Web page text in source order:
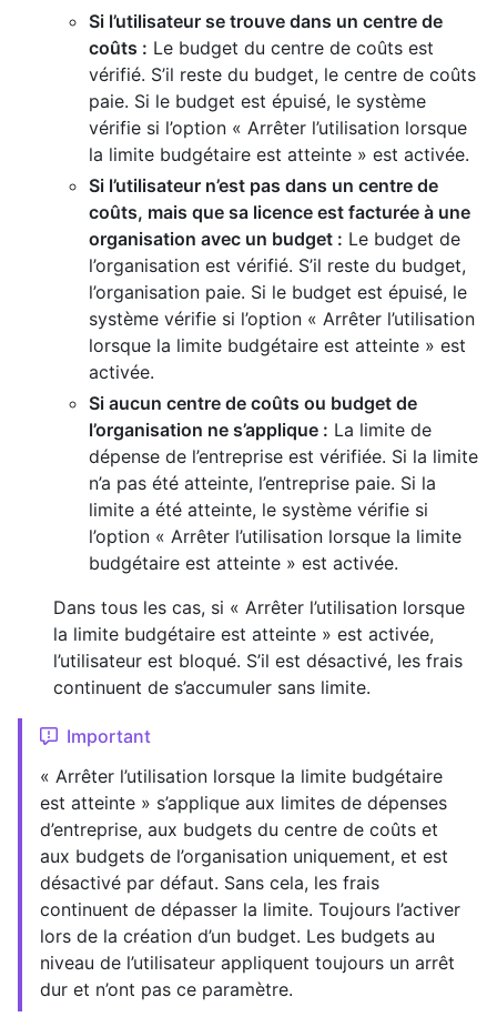
Si l’utilisateur se trouve dans un centre de
coûts : Le budget du centre de coûts est
vérifié. S’il reste du budget, le centre de coûts
paie. Si le budget est épuisé, le système
vérifie si l’option « Arrêter l’utilisation lorsque
la limite budgétaire est atteinte » est activée.
Si l’utilisateur n’est pas dans un centre de
coûts, mais que sa licence est facturée à une
organisation avec un budget : Le budget de
l’organisation est vérifié. S’il reste du budget,
l’organisation paie. Si le budget est épuisé, le
système vérifie si l’option « Arrêter l’utilisation
lorsque la limite budgétaire est atteinte » est
activée.
Si aucun centre de coûts ou budget de
l’organisation ne s’applique : La limite de
dépense de l’entreprise est vérifiée. Si la limite
n’a pas été atteinte, l’entreprise paie. Si la
limite a été atteinte, le système vérifie si
l’option « Arrêter l’utilisation lorsque la limite
budgétaire est atteinte » est activée.
Dans tous les cas, si « Arrêter l’utilisation lorsque
la limite budgétaire est atteinte » est activée,
l’utilisateur est bloqué. S’il est désactivé, les frais
continuent de s’accumuler sans limite.
Important
« Arrêter l’utilisation lorsque la limite budgétaire
est atteinte » s’applique aux limites de dépenses
d’entreprise, aux budgets du centre de coûts et
aux budgets de l’organisation uniquement, et est
désactivé par défaut. Sans cela, les frais
continuent de dépasser la limite. Toujours l’activer
lors de la création d’un budget. Les budgets au
niveau de l’utilisateur appliquent toujours un arrêt
dur et n’ont pas ce paramètre.